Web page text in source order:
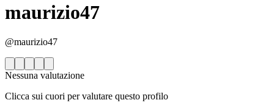
maurizio47
@maurizio47
Nessuna valutazione
Clicca sui cuori per valutare questo profilo